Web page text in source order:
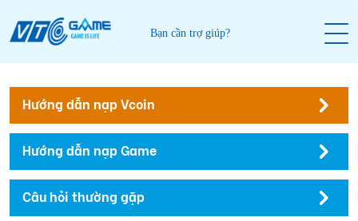
Bạn cần trợ giúp?
Hướng dẫn nạp Vcoin
Hướng dẫn nạp Game
Câu hỏi thường gặp